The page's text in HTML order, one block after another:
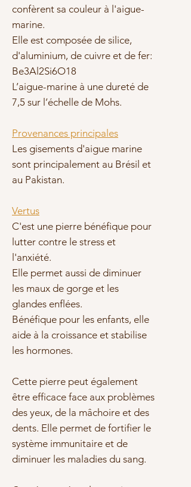
confèrent sa couleur à l'aigue-
marine.
Elle est composée de silice,
d'aluminium, de cuivre et de fer:
Be3Al2Si6O18
L’aigue-marine à une dureté de
7,5 sur l’échelle de Mohs.
Provenances principales
Les gisements d'aigue marine
sont principalement au Brésil et
au Pakistan.
Vertus
C'est une pierre bénéfique pour
lutter contre le stress et
l'anxiété.
Elle permet aussi de diminuer
les maux de gorge et les
glandes enflées.
Bénéfique pour les enfants, elle
aide à la croissance et stabilise
les hormones.
Cette pierre peut également
être efficace face aux problèmes
des yeux, de la mâchoire et des
dents. Elle permet de fortifier le
système immunitaire et de
diminuer les maladies du sang.